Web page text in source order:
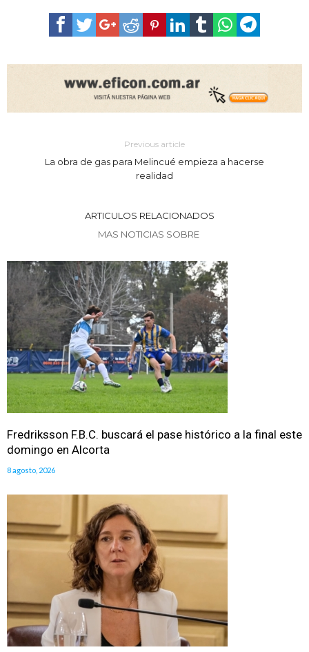
Previous article
La obra de gas para Melincué empieza a hacerse
realidad
ARTICULOS RELACIONADOS
MAS NOTICIAS SOBRE
Fredriksson F.B.C. buscará el pase histórico a la final este
domingo en Alcorta
8 agosto, 2026